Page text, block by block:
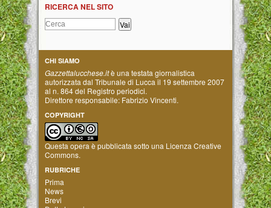
RICERCA NEL SITO
CHI SIAMO
Gazzettalucchese.itè una testata giornalistica
autorizzata dal Tribunale di Lucca il 19 settembre 2007
al n. 864 del Registro periodici.
Direttore responsabile: Fabrizio Vincenti.
COPYRIGHT
Questa opera è pubblicata sotto una Licenza Creative
Commons.
RUBRICHE
Prima
News
Brevi